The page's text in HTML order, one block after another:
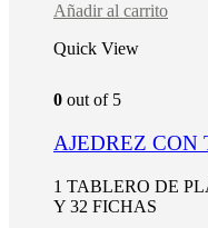
Añadir al carrito
Quick View
0 out of 5
AJEDREZ CON
1 TABLERO DE
Y 32 FICHAS